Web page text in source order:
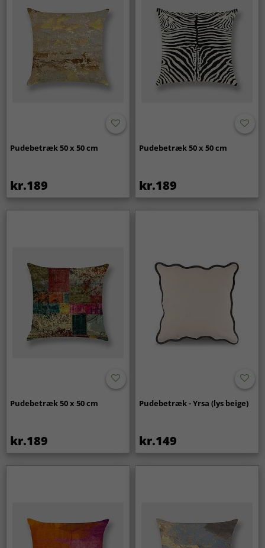
Pudebetræk 50 x 50 cm
kr.189
Pudebetræk 50 x 50 cm
kr.189
Pudebetræk 50 x 50 cm
kr.189
Pudebetræk - Yrsa (lys beige)
kr.149